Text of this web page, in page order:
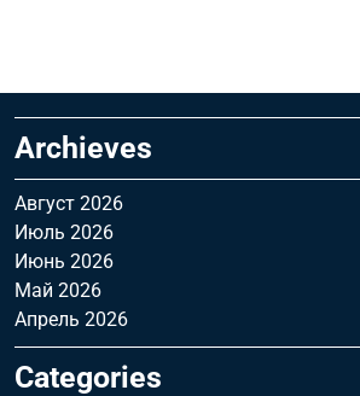
Archieves
Август 2026
Июль 2026
Июнь 2026
Май 2026
Апрель 2026
Categories